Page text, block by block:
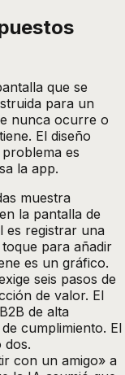
que se
para un
nunca ocurre o
El diseño
es
la app.
muestra
la pantalla de
es registrar una
para añadir
es un gráfico.
seis pasos de
de valor. El
de alta
cumplimiento. El
dos.
con un amigo» a